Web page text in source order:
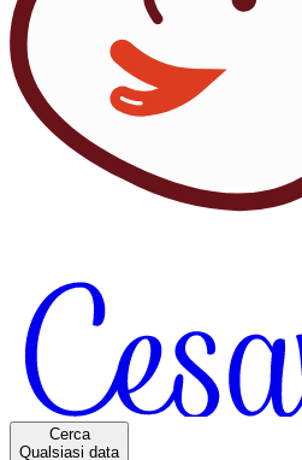
Cerca
Qualsiasi data